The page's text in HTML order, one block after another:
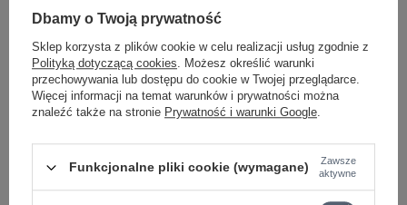
INPUT, CLEAN VOLUME, DIRTY GAIN, BASS, MIDDLE,
AUX IN, wyjście słuchawkowe
Wymiary (SZER. X WYS. X GŁ.): 37,5 × 32,5 X 19,7 CM
Dbamy o Twoją prywatność
Sklep korzysta z plików cookie w celu realizacji usług zgodnie z
Polityką dotyczącą cookies. Możesz określić warunki
przechowywania lub dostępu do cookie w Twojej przeglądarce.
Więcej informacji na temat warunków i prywatności można
znaleźć także na stronie Prywatność i warunki Google.
Funkcjonalne pliki cookie (wymagane)
Zawsze
aktywne